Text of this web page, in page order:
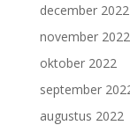
december 2022
november 2022
oktober 2022
september
augustus 2022